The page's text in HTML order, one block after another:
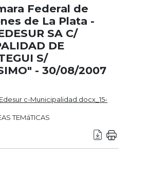
Federal de
de La Plata -
SA C/
DE
S/
- 30/08/2007
c-Municipalidad.docx_15-
TEMáTICAS